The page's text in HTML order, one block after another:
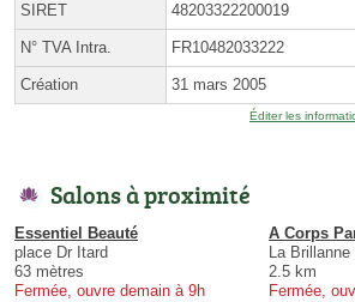
SIRET 48203322200019
N° TVA Intra. FR10482033222
Création 31 mars 2005
Éditer les
Salons à proximité
Essentiel Beauté
place Dr Itard
63 mètres
Fermée, ouvre demain à 9h
A Corps
La Brillanne
2.5 km
Fermée,